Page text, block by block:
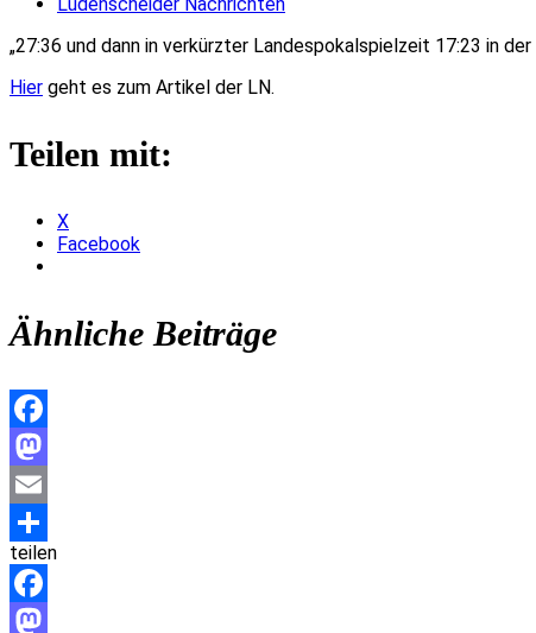
„27:36 und dann in verkürzter Landespokalspielzeit 17:23 in
Hier geht es zum Artikel der LN.
Teilen mit:
X
Facebook
Ähnliche Beiträge
Facebook
Mastodon
Email
Teilen
teilen
Facebook